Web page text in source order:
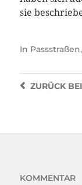
sie
In Passstraßen,
ZURÜCK
KOMMENTAR